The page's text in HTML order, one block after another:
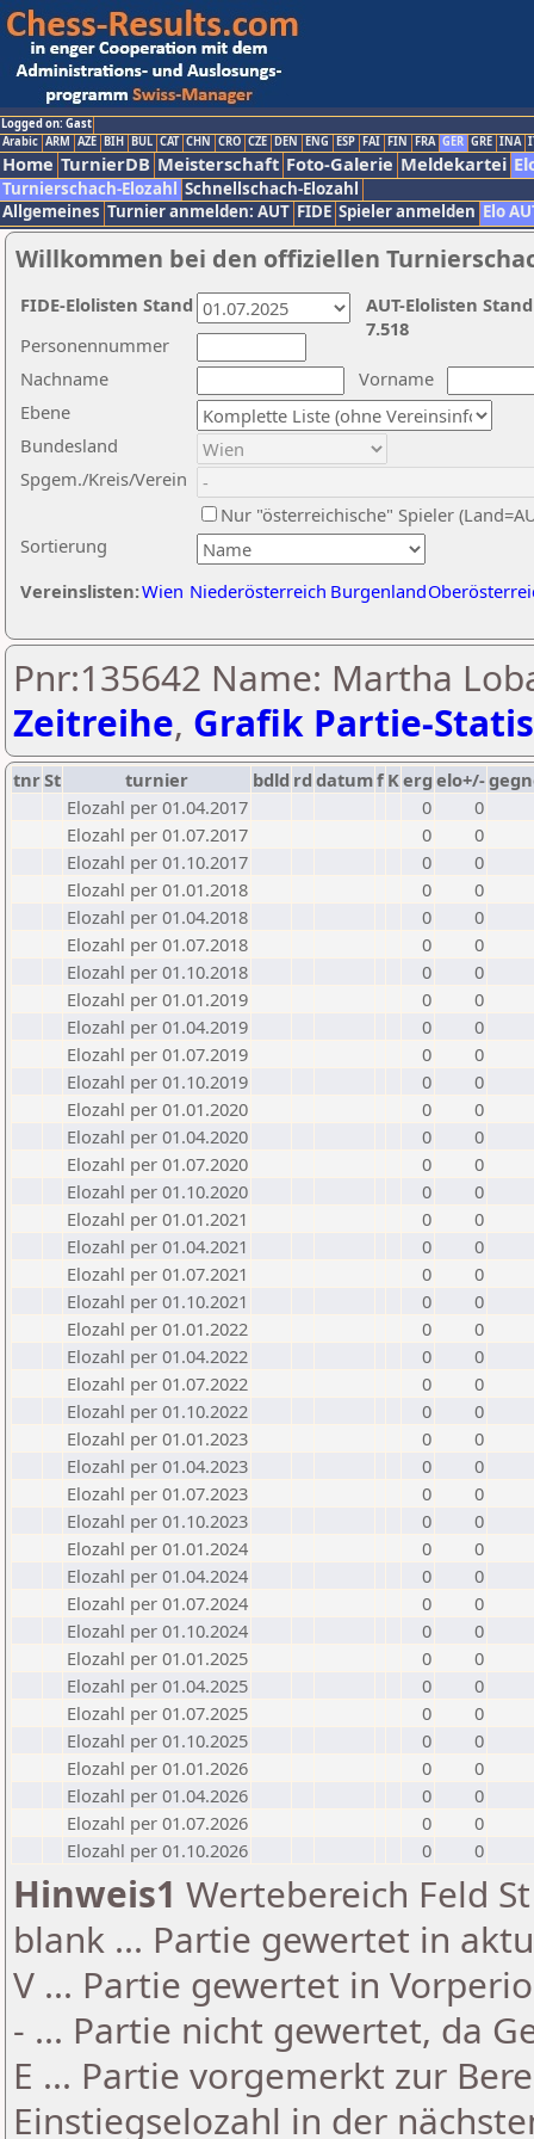
Logged on: Gast
Arabic ARM AZE BIH BUL CAT CHN CRO CZE DEN ENG ESP FAI FIN FRA GER GRE INA
Home TurnierDB Meisterschaft Foto-Galerie Meldekartei
Turnierschach-Elozahl Schnellschach-Elozahl
Allgemeines Turnier anmelden: AUT FIDE Spieler anmelden Elo
Willkommen bei den offiziellen
Nachname
Vorname
Ebene
Sortierung
Personennummer
Bundesland
Spgem./Kreis/Verein
Nur "österreichische" Spieler
Vereinslisten:Wien Niederösterreich Burgenland
AUT-Elolisten
7.518
FIDE-Elolisten Stand
Pnr:135642 Name: Martha
Zeitreihe, Grafik Partie-
tnrSt turnier bdld rd datumf Kerg elo+/-
Elozahl per 01.04.2017
0
0
Elozahl per 01.07.2017
0
0
Elozahl per 01.10.2017
0
0
Elozahl per 01.01.2018
0
0
Elozahl per 01.04.2018
0
0
Elozahl per 01.07.2018
0
0
Elozahl per 01.10.2018
0
0
Elozahl per 01.01.2019
0
0
Elozahl per 01.04.2019
0
0
Elozahl per 01.07.2019
0
0
Elozahl per 01.10.2019
0
0
Elozahl per 01.01.2020
0
0
Elozahl per 01.04.2020
0
0
Elozahl per 01.07.2020
0
0
Elozahl per 01.10.2020
0
0
Elozahl per 01.01.2021
0
0
Elozahl per 01.04.2021
0
0
Elozahl per 01.07.2021
0
0
Elozahl per 01.10.2021
0
0
Elozahl per 01.01.2022
0
0
Elozahl per 01.04.2022
0
0
Elozahl per 01.07.2022
0
0
Elozahl per 01.10.2022
0
0
Elozahl per 01.01.2023
0
0
Elozahl per 01.04.2023
0
0
Elozahl per 01.07.2023
0
0
Elozahl per 01.10.2023
0
0
Elozahl per 01.01.2024
0
0
Elozahl per 01.04.2024
0
0
Elozahl per 01.07.2024
0
0
Elozahl per 01.10.2024
0
0
Elozahl per 01.01.2025
0
0
Elozahl per 01.04.2025
0
0
Elozahl per 01.07.2025
0
0
Elozahl per 01.10.2025
0
0
Elozahl per 01.01.2026
0
0
Elozahl per 01.04.2026
0
0
Elozahl per 01.07.2026
0
0
Elozahl per 01.10.2026
0 0
Hinweis1 Wertebereich Feld
blank ... Partie gewertet in
V ... Partie gewertet in
- ... Partie nicht gewertet, da
E ... Partie vorgemerkt zur
Einstiegselozahl in der